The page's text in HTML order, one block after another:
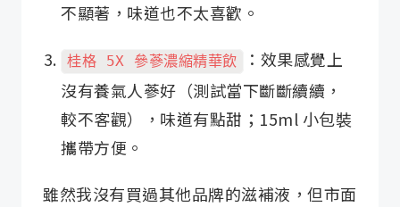
不顯著，味道也不太喜歡。
桂格 5X 參蔘濃縮精華飲
：效果感覺上
沒有養氣人蔘好（測試當下斷斷續續，
較不客觀），味道有點甜；15ml 小包裝
攜帶方便。
雖然我沒有買過其他品牌的滋補液，但市面